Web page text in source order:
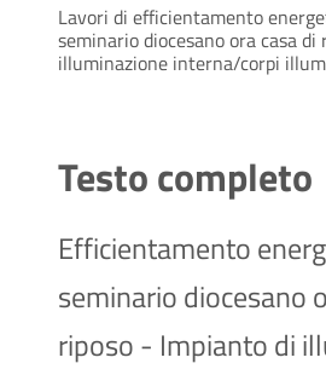
Lavori di efficientamento
seminario diocesano ora casa
illuminazione interna/corpi
Testo completo
Efficientamento
seminario diocesano
riposo - Impianto di